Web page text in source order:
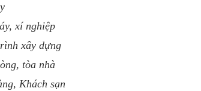
xí nghiệp
xây dựng
tòa nhà
Khách sạn